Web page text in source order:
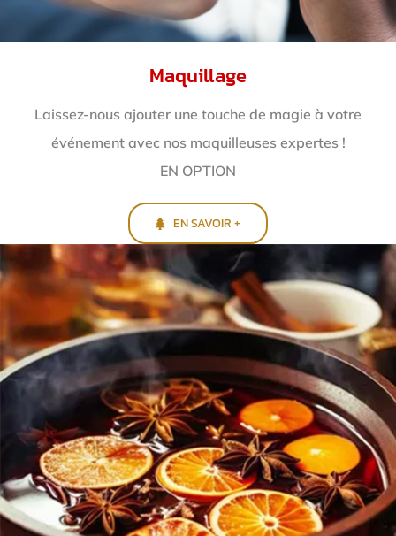
Maquillage
Laissez-nous ajouter une touche de magie à votre
événement avec nos maquilleuses expertes !
EN OPTION
EN SAVOIR +